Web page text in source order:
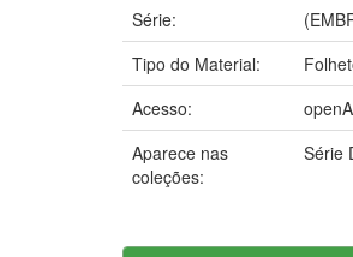
Série:
Tipo do Material:
Acesso:
Aparece nas
coleções:
Série